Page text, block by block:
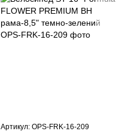
Артикул: OPS-FRK-16-209